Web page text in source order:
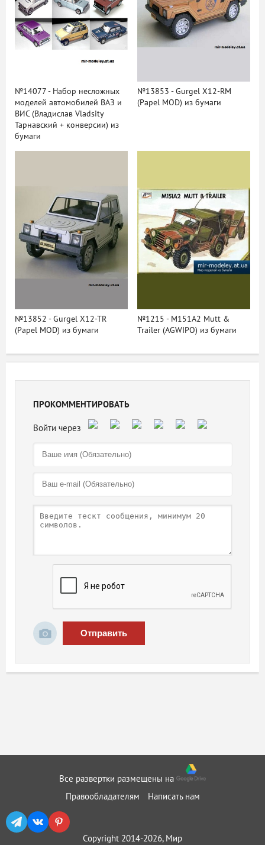
№14077 - Набор несложных
моделей автомобилей ВАЗ и
ВИС (Владислав Vladsity
Тарнавский + конверсии) из
бумаги
№13853 - Gurgel X12-RM
(Papel MOD) из бумаги
№13852 - Gurgel X12-TR
(Papel MOD) из бумаги
№1215 - M151A2 Mutt &
Trailer (AGWIPO) из бумаги
ПРОКОММЕНТИРОВАТЬ
Отправить
Все развертки размещены на
Правообладателям
Написать нам
Copyright 2014-2026, Мир